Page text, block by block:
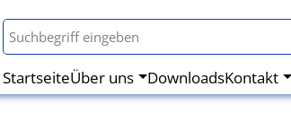
StartseiteÜber uns DownloadsKontakt